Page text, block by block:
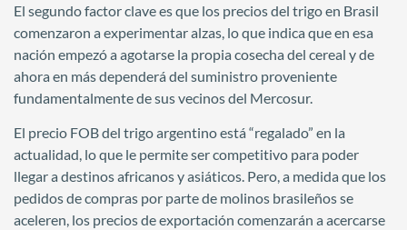
El segundo factor clave es que los precios del trigo en Brasil
comenzaron a experimentar alzas, lo que indica que en esa
nación empezó a agotarse la propia cosecha del cereal y de
ahora en más dependerá del suministro proveniente
fundamentalmente de sus vecinos del Mercosur.
El precio FOB del trigo argentino está “regalado” en la
actualidad, lo que le permite ser competitivo para poder
llegar a destinos africanos y asiáticos. Pero, a medida que los
pedidos de compras por parte de molinos brasileños se
aceleren, los precios de exportación comenzarán a acercarse